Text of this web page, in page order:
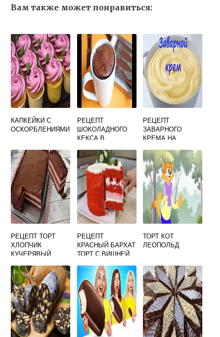
Вам также может понравиться:
КАПКЕЙКИ С
ОСКОРБЛЕНИЯМИ
РЕЦЕПТ
ШОКОЛАДНОГО
КЕКСА В
ЗА 3 МИНУТЫ
РЕЦЕПТ
ЗАВАРНОГО
КРЕМА НА
ТОРТА
РЕЦЕПТ ТОРТ
ХЛОПЧИК
КУЧЕРЯВЫЙ
РЕЦЕПТ
КРАСНЫЙ БАРХАТ
ТОРТ С ВИШНЕЙ
ТОРТ КОТ
ЛЕОПОЛЬД